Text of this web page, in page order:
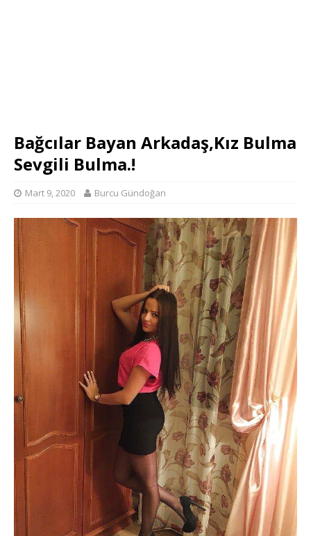
Bağcılar Bayan Arkadaş,Kız Bulma
Sevgili Bulma.!
Mart 9, 2020 Burcu Gündoğan